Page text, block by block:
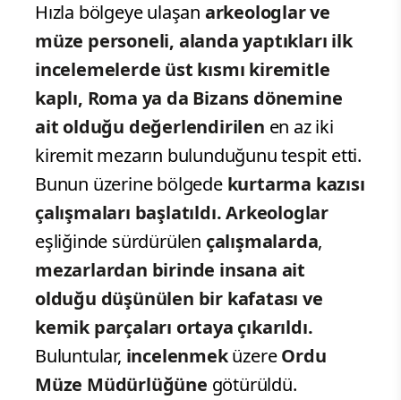
Hızla bölgeye ulaşan arkeologlar ve
müze personeli, alanda yaptıkları ilk
incelemelerde üst kısmı kiremitle
kaplı, Roma ya da Bizans dönemine
ait olduğu değerlendirilen en az iki
kiremit mezarın bulunduğunu tespit etti.
Bunun üzerine bölgede kurtarma kazısı
çalışmaları başlatıldı. Arkeologlar
eşliğinde sürdürülen çalışmalarda,
mezarlardan birinde insana ait
olduğu düşünülen bir kafatası ve
kemik parçaları ortaya çıkarıldı.
Buluntular, incelenmeküzereOrdu
Müze Müdürlüğüne götürüldü.